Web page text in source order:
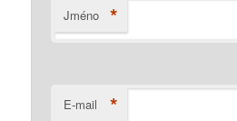
Jméno *
E-mail *